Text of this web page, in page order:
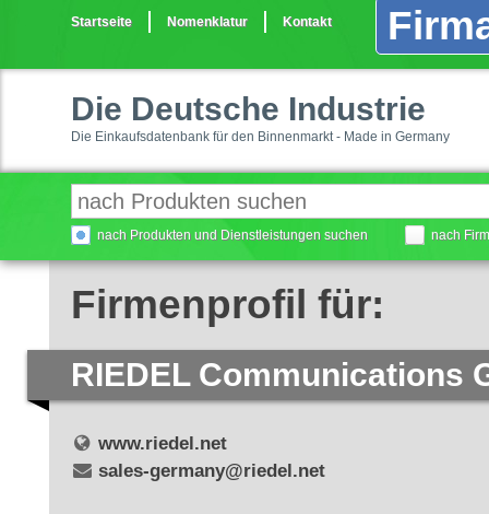
Startseite Nomenklatur Kontakt
Die Deutsche Industrie
Die Einkaufsdatenbank für den Binnenmarkt - Made in Germany
nach Produkten und Dienstleistungen suchen nach
Firmenprofil für:
RIEDEL Communications
www.riedel.net
sales-germany@riedel.net